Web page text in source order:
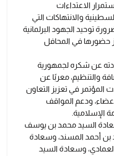
الاعتداءات
والانتهاكات التي
توحيد الجهود البرلمانية
حضورها في المحافل
عن شكره لجمهورية
والتنظيم، معربًا عن
في تعزيز التعاون
ودعم المواقف
الإسلامية.
السيد محمد بن يوسف
بن أحمد المسند، وسعادة
وسعادة السيد